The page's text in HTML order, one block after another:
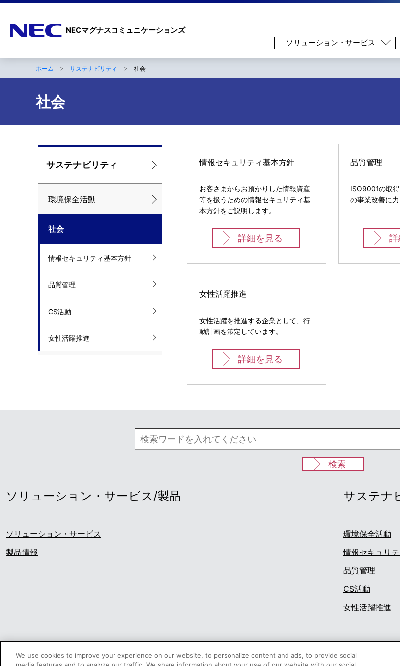
NECマグナスコミュニケーションズ
ゲ
ー
ン
ソリューション・サービス
B
r
b
ホーム サステナビリティ 社会
社会
ロ
ー
カ
ビ
シ
ョ
ン
サステナビリティ
環境保全活動
社会
情報セキュリティ基本方針
品質管理
CS活動
女性活躍推進
情報セキュリティ基本方針
お客さまからお預かりした情報資産
等を扱うための情報セキュリティ基
本方針をご説明します。
詳細を見る
品質管理
ISO9001の取
の事業改善に力
詳
女性活躍推進
女性活躍を推進する企業として、行
動計画を策定しています。
詳細を見る
検索
ソリューション・サービス/製品
ソリューション・サービス
製品情報
サステナ
環境保全活動
情報セキュリ
品質管理
CS活動
女性活躍推進
We use cookies to improve your experience on our website, to personalize content and ads, to provide social